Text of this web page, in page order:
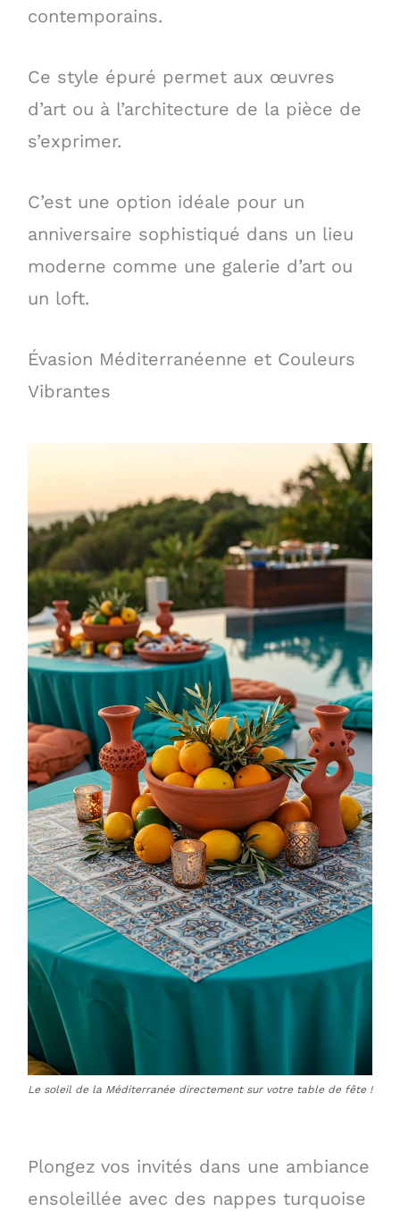
contemporains.
Ce style épuré permet aux œuvres
d’art ou à l’architecture de la pièce de
s’exprimer.
C’est une option idéale pour un
anniversaire sophistiqué dans un lieu
moderne comme une galerie d’art ou
un loft.
Évasion Méditerranéenne et Couleurs
Vibrantes
Le soleil de la Méditerranée directement sur votre table de fête !
Plongez vos invités dans une ambiance
ensoleillée avec des nappes turquoise